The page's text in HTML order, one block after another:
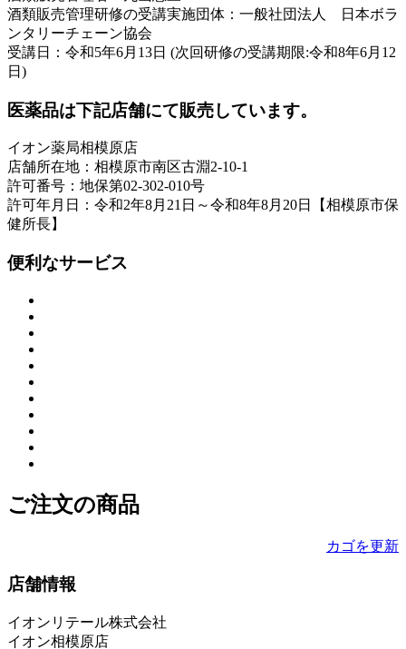
酒類販売管理研修の受講実施団体：一般社団法人 日本ボラ
ンタリーチェーン協会
受講日：令和5年6月13日 (次回研修の受講期限:令和8年6月12
日)
医薬品は下記店舗にて販売しています。
イオン薬局相模原店
店舗所在地：相模原市南区古淵2-10-1
許可番号：地保第02-302-010号
許可年月日：令和2年8月21日～令和8年8月20日【相模原市保
健所長】
便利なサービス
ご注文の商品
カゴを更新
店舗情報
イオンリテール株式会社
イオン相模原店